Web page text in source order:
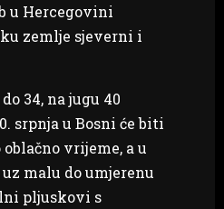
u Hercegovini
zemlje sjeverni i
34, na jugu 40
srpnja u Bosni će biti
vrijeme, a u
malu do umjerenu
pljuskovi s